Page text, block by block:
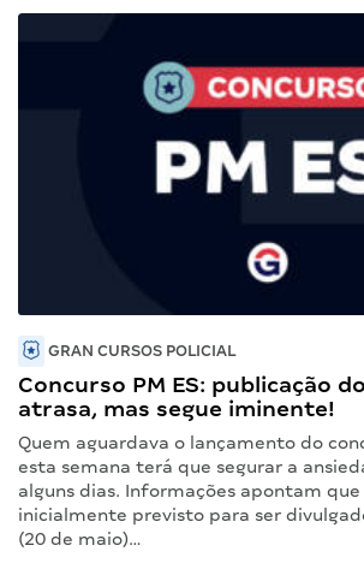
GRAN CURSOS POLICIAL
Concurso PM ES: publicação
atrasa, mas segue iminente!
Quem aguardava o lançamento do
esta semana terá que segurar a
alguns dias. Informações apontam
inicialmente previsto para ser
(20 de maio)…